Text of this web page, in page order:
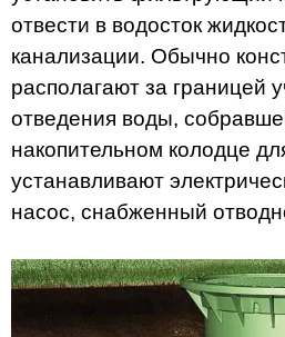
отвести в водосток
канализации. Обычно
располагают за границей
отведения воды,
накопительном колодце
устанавливают
насос, снабженный